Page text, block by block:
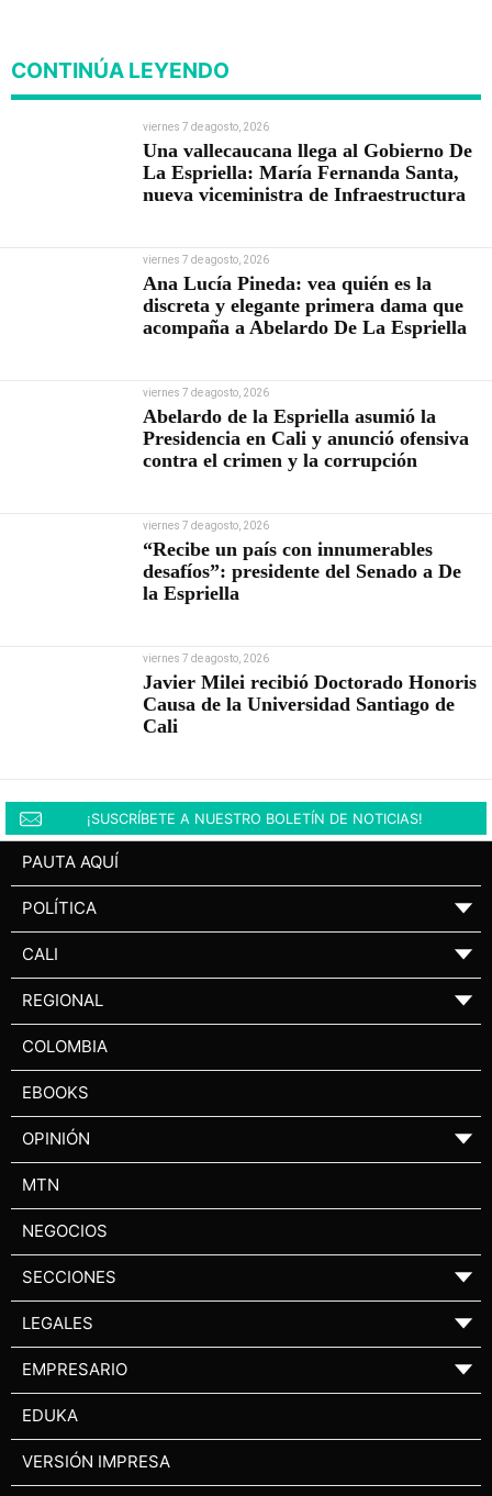
CONTINÚA LEYENDO
viernes 7 de agosto, 2026
Una vallecaucana llega al Gobierno De
La Espriella: María Fernanda Santa,
nueva viceministra de Infraestructura
viernes 7 de agosto, 2026
Ana Lucía Pineda: vea quién es la
discreta y elegante primera dama que
acompaña a Abelardo De La Espriella
viernes 7 de agosto, 2026
Abelardo de la Espriella asumió la
Presidencia en Cali y anunció ofensiva
contra el crimen y la corrupción
viernes 7 de agosto, 2026
“Recibe un país con innumerables
desafíos”: presidente del Senado a De
la Espriella
viernes 7 de agosto, 2026
Javier Milei recibió Doctorado Honoris
Causa de la Universidad Santiago de
Cali
¡SUSCRÍBETE A NUESTRO BOLETÍN DE NOTICIAS!
PAUTA AQUÍ
POLÍTICA ▼
CALI ▼
REGIONAL ▼
COLOMBIA
EBOOKS
OPINIÓN ▼
MTN
NEGOCIOS
SECCIONES ▼
LEGALES ▼
EMPRESARIO ▼
EDUKA
VERSIÓN IMPRESA